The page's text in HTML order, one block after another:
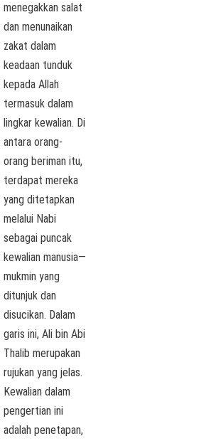
menegakkan salat
dan menunaikan
zakat dalam
keadaan tunduk
kepada Allah
termasuk dalam
lingkar kewalian. Di
antara orang-
orang beriman itu,
terdapat mereka
yang ditetapkan
melalui Nabi
sebagai puncak
kewalian manusia—
mukmin yang
ditunjuk dan
disucikan. Dalam
garis ini, Ali bin Abi
Thalib merupakan
rujukan yang jelas.
Kewalian dalam
pengertian ini
adalah penetapan,